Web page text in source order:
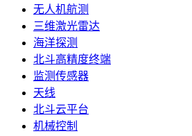
无人机航测
三维激光雷达
海洋探测
北斗高精度终端
监测传感器
天线
北斗云平台
机械控制